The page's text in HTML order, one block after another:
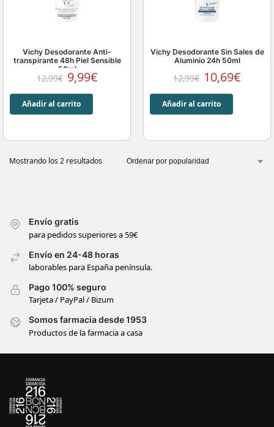
Vichy Desodorante Anti-
transpirante 48h Piel Sensible
50ml
12,99€ 9,99€
Añadir al carrito
Vichy Desodorante Sin Sales de
Aluminio 24h 50ml
12,99€ 10,69€
Añadir al carrito
Mostrando los 2 resultados
Envío gratis
para pedidos superiores a 59€
Envío en 24-48 horas
laborables para España península.
Pago 100% seguro
Tarjeta / PayPal / Bizum
Somos farmacia desde 1953
Productos de la farmacia a casa